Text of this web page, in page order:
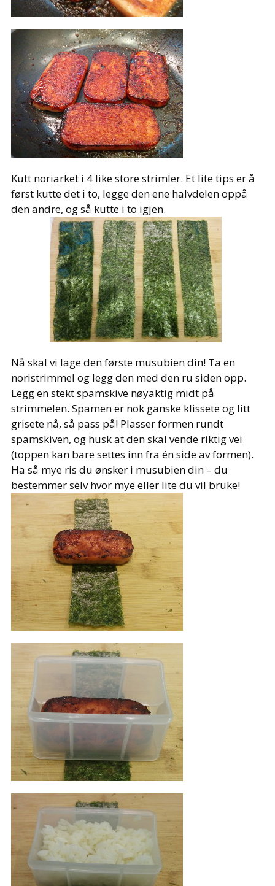
Kutt noriarket i 4 like store strimler. Et lite tips er å
først kutte det i to, legge den ene halvdelen oppå
den andre, og så kutte i to igjen.
Nå skal vi lage den første musubien din! Ta en
noristrimmel og legg den med den ru siden opp.
Legg en stekt spamskive nøyaktig midt på
strimmelen. Spamen er nok ganske klissete og litt
grisete nå, så pass på! Plasser formen rundt
spamskiven, og husk at den skal vende riktig vei
(toppen kan bare settes inn fra én side av formen).
Ha så mye ris du ønsker i musubien din – du
bestemmer selv hvor mye eller lite du vil bruke!